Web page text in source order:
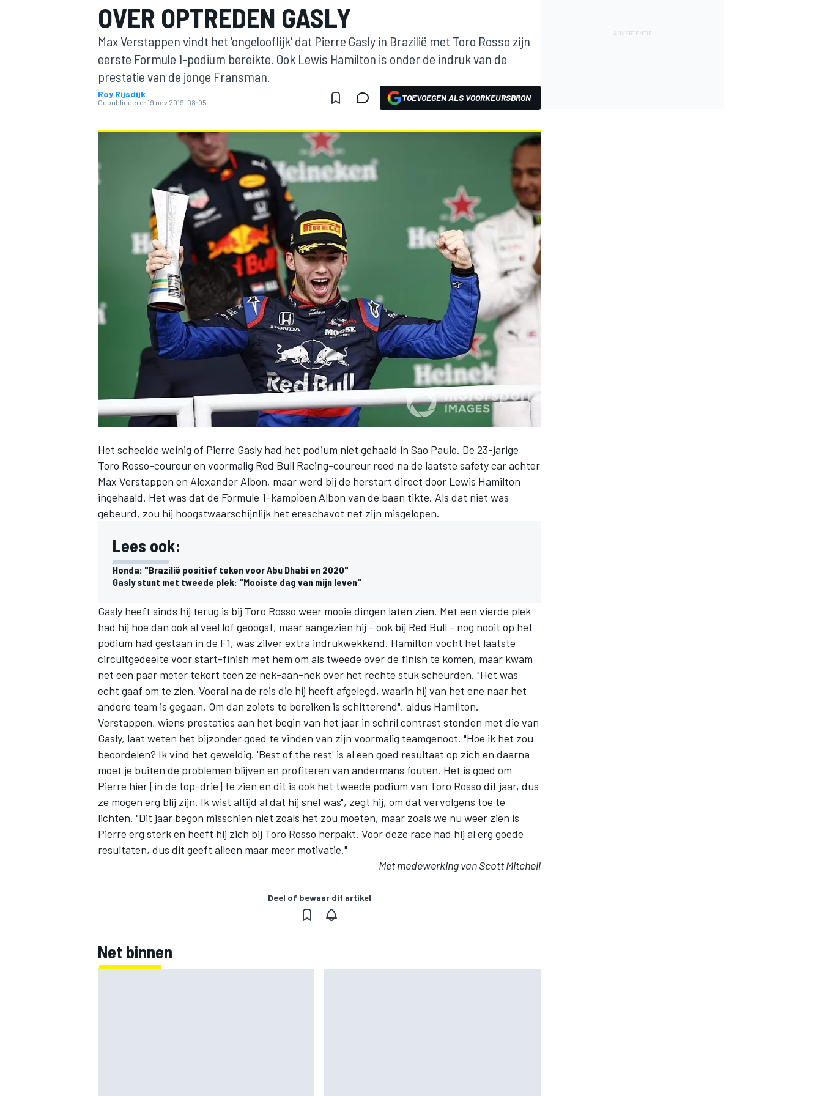
MOTOGP
INDYCAR
WEC
OVER OPTREDEN GASLY
Max Verstappen vindt het 'ongelooflijk' dat Pierre Gasly in Brazilië met Toro Rosso zijn
eerste Formule 1-podium bereikte. Ook Lewis Hamilton is onder de indruk van de
prestatie van de jonge Fransman.
Roy Rijsdijk
Gepubliceerd: 19 nov 2019, 08:05 TOEVOEGEN ALS VOORKEURSBRON
Het scheelde weinig of Pierre Gasly had het podium niet gehaald in Sao Paulo. De 23-jarige
Toro Rosso-coureur en voormalig Red Bull Racing-coureur reed na de laatste safety car achter
Max Verstappen en Alexander Albon, maar werd bij de herstart direct door Lewis Hamilton
ingehaald. Het was dat de Formule 1-kampioen Albon van de baan tikte. Als dat niet was
gebeurd, zou hij hoogstwaarschijnlijk het ereschavot net zijn misgelopen.
Lees ook:
Honda: "Brazilië positief teken voor Abu Dhabi en 2020"
Gasly stunt met tweede plek: "Mooiste dag van mijn leven"
Gasly heeft sinds hij terug is bij Toro Rosso weer mooie dingen laten zien. Met een vierde plek
had hij hoe dan ook al veel lof geoogst, maar aangezien hij - ook bij Red Bull - nog nooit op het
podium had gestaan in de F1, was zilver extra indrukwekkend. Hamilton vocht het laatste
circuitgedeelte voor start-finish met hem om als tweede over de finish te komen, maar kwam
net een paar meter tekort toen ze nek-aan-nek over het rechte stuk scheurden. "Het was
echt gaaf om te zien. Vooral na de reis die hij heeft afgelegd, waarin hij van het ene naar het
andere team is gegaan. Om dan zoiets te bereiken is schitterend", aldus Hamilton.
Verstappen, wiens prestaties aan het begin van het jaar in schril contrast stonden met die van
Gasly, laat weten het bijzonder goed te vinden van zijn voormalig teamgenoot. "Hoe ik het zou
beoordelen? Ik vind het geweldig. 'Best of the rest' is al een goed resultaat op zich en daarna
moet je buiten de problemen blijven en profiteren van andermans fouten. Het is goed om
Pierre hier [in de top-drie] te zien en dit is ook het tweede podium van Toro Rosso dit jaar, dus
ze mogen erg blij zijn. Ik wist altijd al dat hij snel was", zegt hij, om dat vervolgens toe te
lichten. "Dit jaar begon misschien niet zoals het zou moeten, maar zoals we nu weer zien is
Pierre erg sterk en heeft hij zich bij Toro Rosso herpakt. Voor deze race had hij al erg goede
resultaten, dus dit geeft alleen maar meer motivatie."
Met medewerking van Scott Mitchell
Deel of bewaar dit artikel
Net binnen